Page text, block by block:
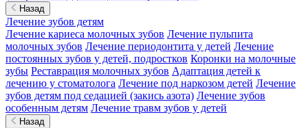
Назад
Лечение зубов детям
Лечение кариеса молочных зубов Лечение пульпита
молочных зубов Лечение периодонтита у детей Лечение
постоянных зубов у детей, подростков Коронки на молочные
зубы Реставрация молочных зубов Адаптация детей к
лечению у стоматолога Лечение под наркозом детей Лечение
зубов детям под седацией (закись азота) Лечение зубов
особенным детям Лечение травм зубов у детей
Назад